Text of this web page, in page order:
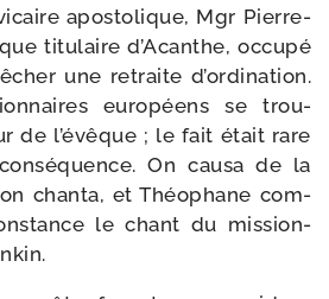
apos­to­lique, Mgr Pierre-​
titu­laire d’Acanthe, occu­pé
une retraite d’ordination.
euro­péens se trou­
de l’évêque ; le fait était rare
On cau­sa de la
chan­ta, et Théophane com­
le chant du mis­sion­